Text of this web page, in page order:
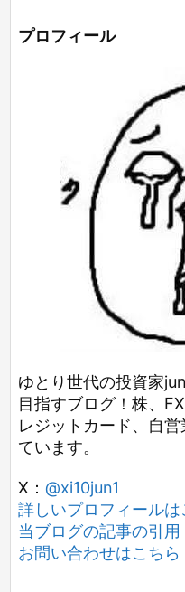
プロフィール
ゆとり世代の投資家
目指すブログ！株、
レジットカード、自
ています。
X： @xi10jun1
詳しいプロフィールは
当ブログの記事の引
お問い合わせはこちら